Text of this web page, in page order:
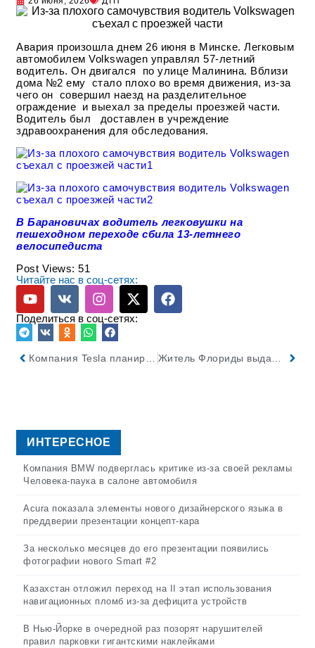
Авария произошла днем 26 июня в Минске. Легковым
автомобилем Volkswagen управлял 57-летний
водитель. Он двигался по улице Малинина. Вблизи
дома №2 ему стало плохо во время движения, из-за
чего он совершил наезд на разделительное
ограждение и выехал за пределы проезжей части.
Водитель был доставлен в учреждение
здравоохранения для обследования.
В Барановичах водитель легковушки на
пешеходном переходе сбила 13-летнего
велосипедиста
Post Views: 51
Читайте нас в соц-сетях:
Поделиться в соц-сетях:
ИНТЕРЕСНОЕ
Компания BMW подверглась критике из-за своей рекламы
Человека-паука в салоне автомобиля
Acura показала элементы нового дизайнерского языка в
преддверии презентации концепт-кара
За несколько месяцев до его презентации появились
фотографии нового Smart #2
Казахстан отложил переход на II этап использования
навигационных пломб из-за дефицита устройств
В Нью-Йорке в очередной раз позорят нарушителей
правил парковки гигантскими наклейками